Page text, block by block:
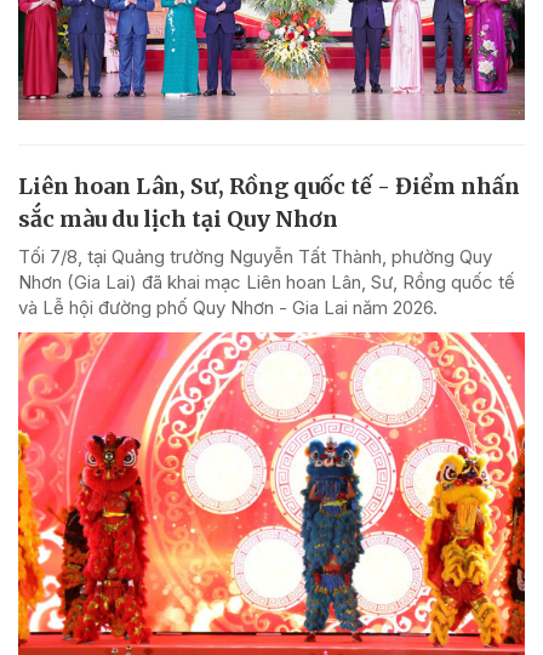
Liên hoan Lân, Sư, Rồng quốc tế - Điểm nhấn
sắc màu du lịch tại Quy Nhơn
Tối 7/8, tại Quảng trường Nguyễn Tất Thành, phường Quy
Nhơn (Gia Lai) đã khai mạc Liên hoan Lân, Sư, Rồng quốc tế
và Lễ hội đường phố Quy Nhơn - Gia Lai năm 2026.